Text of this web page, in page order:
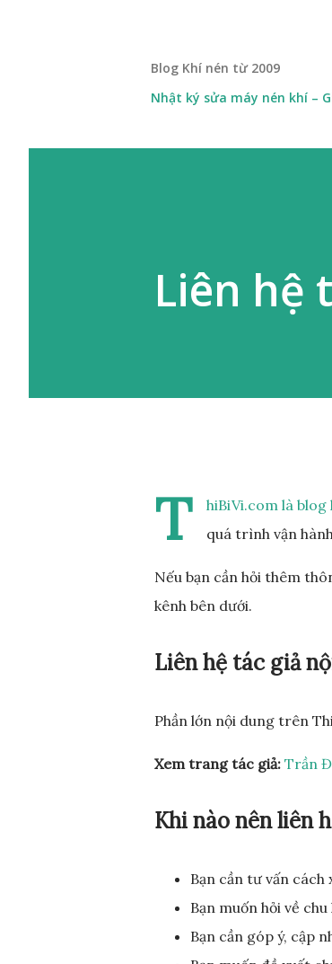
Blog Khí nén từ 2009
Nhật ký sửa máy nén khí –
Liên hệ
T
hiBiVi.com là
quá trình vận
Nếu bạn cần hỏi thêm
kênh bên dưới.
Liên hệ tác giả
Phần lớn nội dung trên
Xem trang tác giả: Trần
Khi nào nên liên
Bạn cần tư vấn
Bạn muốn hỏi về
Bạn cần góp ý, cập